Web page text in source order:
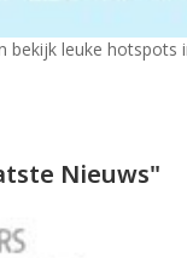
bekijk leuke
Nieuws"